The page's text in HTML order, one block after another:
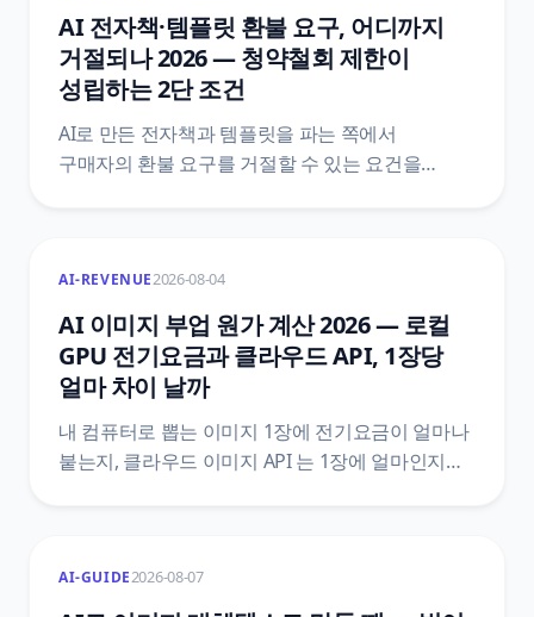
정보공시와 학습비 반환 기준까지 조문 번호와
함께 정리했어요.
AI 전자책·템플릿 환불 요구, 어디까지
거절되나 2026 — 청약철회 제한이
성립하는 2단 조건
AI로 만든 전자책과 템플릿을 파는 쪽에서
구매자의 환불 요구를 거절할 수 있는 요건을
갖추는 2단이 어떻게 나뉘는지, 한 단만 빠져도 왜
거절이 성립하지 않는지까지 조문 번호와 함께
짚었어요.
AI-REVENUE2026-08-04
AI 이미지 부업 원가 계산 2026 — 로컬
GPU 전기요금과 클라우드 API, 1장당
얼마 차이 날까
내 컴퓨터로 뽑는 이미지 1장에 전기요금이 얼마나
붙는지, 클라우드 이미지 API 는 1장에 얼마인지를
1장당 원가와 손익이 뒤집히는 장수까지
계산했어요.
AI-GUIDE2026-08-07